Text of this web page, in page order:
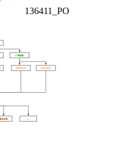
136411_PO